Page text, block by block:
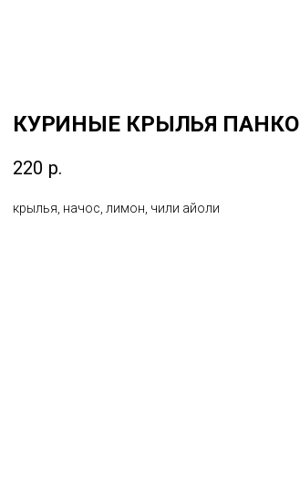
КУРИНЫЕ КРЫЛЬЯ ПАНКО
220 р.
крылья, начос, лимон, чили айоли